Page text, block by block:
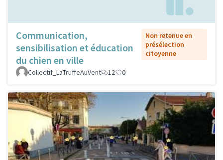
Communication,
sensibilisation et éducation
du chien en ville
Non retenue en
présélection
citoyenne
Collectif_LaTruffeAuVent 12 0